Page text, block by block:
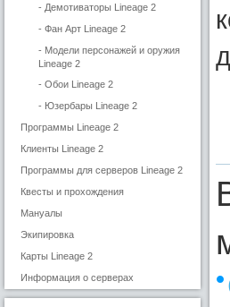
- Демотиваторы Lineage 2
- Фан Арт Lineage 2
- Модели персонажей и оружия
Lineage 2
- Обои Lineage 2
- Юзербары Lineage 2
Программы Lineage 2
Клиенты Lineage 2
Программы для серверов Lineage 2
Квесты и прохождения
Мануалы
Экипировка
Карты Lineage 2
Информация о серверах